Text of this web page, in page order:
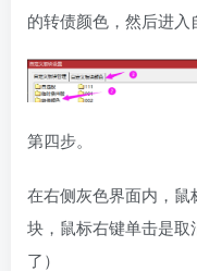
的转债颜色，然后进入
第四步。
在右侧灰色界面内，
块，鼠标右键单击是
了）